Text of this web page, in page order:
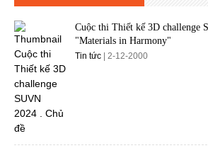
Cuộc thi Thiết kế 3D challenge
"Materials in Harmony"
Tin tức| 2-12-2000